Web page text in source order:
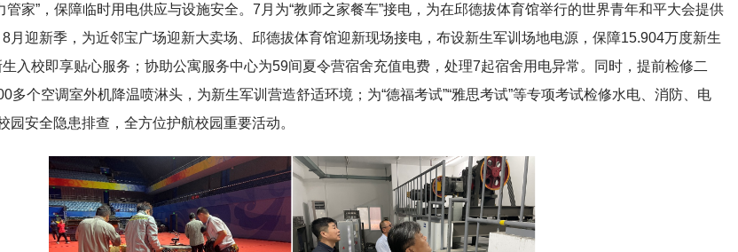
管家”，保障临时用电供应与设施安全。7月为“教师之家餐车”接电，为在邱德拔体育馆举行的世界青年和平大会提供
月迎新季，为近邻宝广场迎新大卖场、邱德拔体育馆迎新现场接电，布设新生军训场地电源，保障15.904万度新生
入校即享贴心服务；协助公寓服务中心为59间夏令营宿舍充值电费，处理7起宿舍用电异常。同时，提前检修二
多个空调室外机降温喷淋头，为新生军训营造舒适环境；为“德福考试”“雅思考试”等专项考试检修水电、消防、电
园安全隐患排查，全方位护航校园重要活动。